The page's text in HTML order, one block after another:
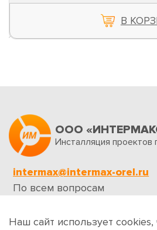
В
ООО
Инсталляция проектов
intermax@intermax-orel.ru
По всем вопросам
Обратная связь
Наш сайт использует